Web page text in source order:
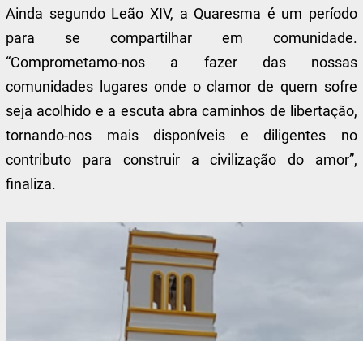
Ainda segundo Leão XIV, a Quaresma é um período
para se compartilhar em comunidade.
“Comprometamo-nos a fazer das nossas
comunidades lugares onde o clamor de quem sofre
seja acolhido e a escuta abra caminhos de libertação,
tornando-nos mais disponíveis e diligentes no
contributo para construir a civilização do amor”,
finaliza.